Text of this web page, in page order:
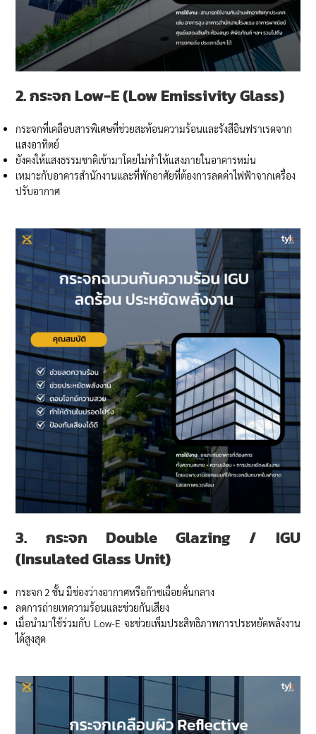
2. กระจก Low-E (Low Emissivity Glass)
กระจกที่เคลือบสารพิเศษที่ช่วยสะท้อนความร้อนและรังสีอินฟราเรดจาก
แสงอาทิตย์
ยังคงให้แสงธรรมชาติเข้ามาโดยไม่ทำให้แสงภายในอาคารหม่น
เหมาะกับอาคารสำนักงานและที่พักอาศัยที่ต้องการลดค่าไฟฟ้าจากเครื่อง
ปรับอากาศ
3. กระจก Double Glazing / IGU
(Insulated Glass Unit)
กระจก 2 ชั้น มีช่องว่างอากาศหรือก๊าซเฉื่อยคั่นกลาง
ลดการถ่ายเทความร้อนและช่วยกันเสียง
เมื่อนำมาใช้ร่วมกับ Low-E จะช่วยเพิ่มประสิทธิภาพการประหยัดพลังงาน
ได้สูงสุด